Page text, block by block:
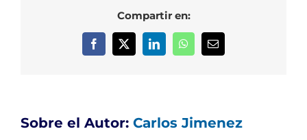
Compartir en:
Facebook
X LinkedInWhatsAppCorreo
Sobre el Autor: Carlos Jimenez